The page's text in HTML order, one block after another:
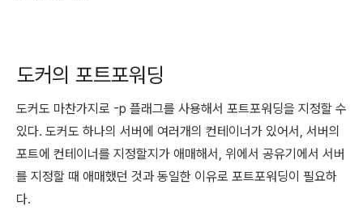
도커의 포트포워딩
도커도 마찬가지로 -p 플래그를 사용해서 포트포워딩을 지정할 수
있다. 도커도 하나의 서버에 여러개의 컨테이너가 있어서, 서버의
포트에 컨테이너를 지정할지가 애매해서, 위에서 공유기에서 서버
를 지정할 때 애매했던 것과 동일한 이유로 포트포워딩이 필요하
다.